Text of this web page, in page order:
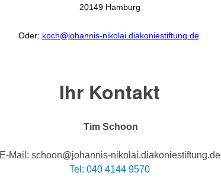
20149 Hamburg
Oder: koch@johannis-nikolai.diakoniestiftung.de
Ihr Kontakt
Tim Schoon
E-Mail: schoon@johannis-nikolai.diakoniestiftung.de
Tel: 040 4144 9570